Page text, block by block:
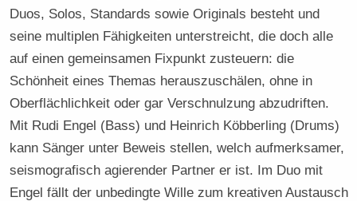
Duos, Solos, Standards sowie Originals besteht und
seine multiplen Fähigkeiten unterstreicht, die doch alle
auf einen gemeinsamen Fixpunkt zusteuern: die
Schönheit eines Themas herauszuschälen, ohne in
Oberflächlichkeit oder gar Verschnulzung abzudriften.
Mit Rudi Engel (Bass) und Heinrich Köbberling (Drums)
kann Sänger unter Beweis stellen, welch aufmerksamer,
seismografisch agierender Partner er ist. Im Duo mit
Engel fällt der unbedingte Wille zum kreativen Austausch